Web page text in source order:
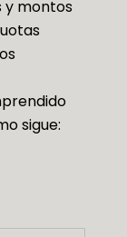
y montos
sigue: